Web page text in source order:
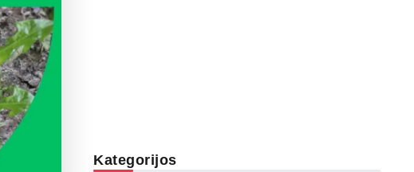
Kategorijos